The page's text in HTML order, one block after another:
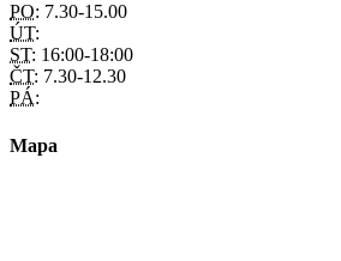
PO: 7.30-15.00
ÚT:
ST: 16:00-18:00
ČT: 7.30-12.30
PÁ:
Mapa